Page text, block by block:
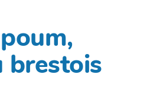
brestois